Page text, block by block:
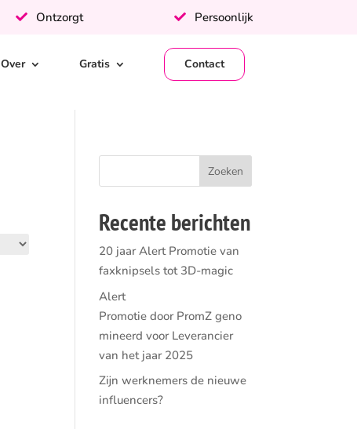
Ontzorgt Persoonlijk
Over Gratis Contact
Recente berichten
20 jaar Alert Promotie van
faxknipsels tot 3D-magic
Alert
Promotie door PromZ geno
mineerd voor Leverancier
van het jaar 2025
Zijn werknemers de nieuwe
influencers?